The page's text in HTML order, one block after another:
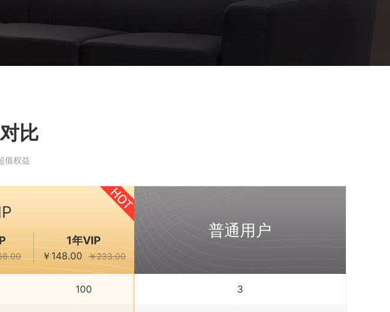
比
值权益
1年VIP
￥148.00 ￥233.00
100
普通用户
3